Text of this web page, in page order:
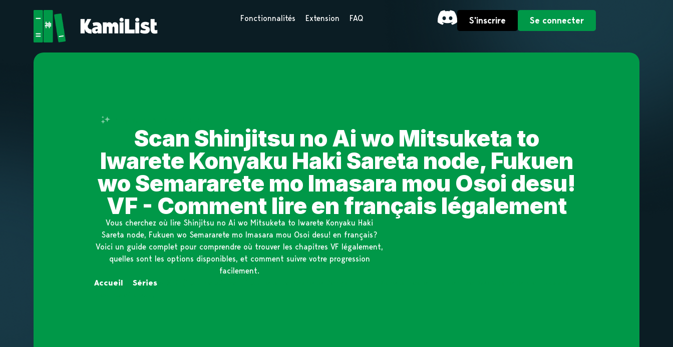
Fonctionnalités Extension FAQ S'inscrire Se connecter
Enregistre en un seul clic
Scan Shinjitsu no Ai wo Mitsuketa to
Iwarete Konyaku Haki Sareta node, Fukuen
wo Semararete mo Imasara mou Osoi desu!
VF - Comment lire en français légalement
Vous cherchez où lire Shinjitsu no Ai wo Mitsuketa to Iwarete Konyaku Haki
Sareta node, Fukuen wo Semararete mo Imasara mou Osoi desu! en français?
Voici un guide complet pour comprendre où trouver les chapitres VF légalement,
quelles sont les options disponibles, et comment suivre votre progression
facilement.
Accueil »Séries